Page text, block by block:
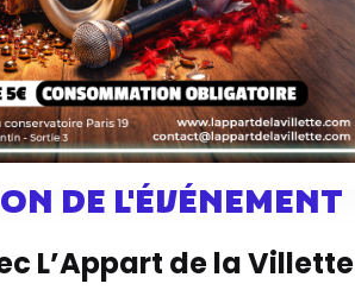
DE L'ÉVÉNEMENT
L’Appart de la Villette